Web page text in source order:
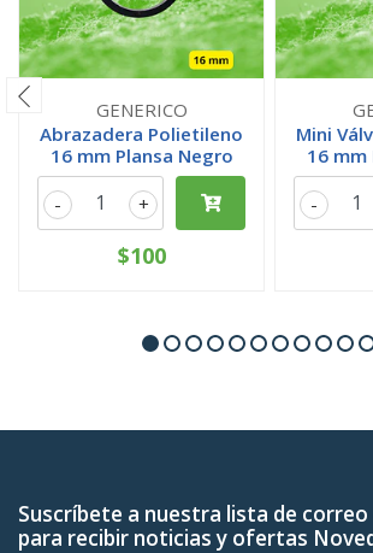
GENERICO
Abrazadera Polietileno
16 mm Plansa Negro
+
-
$100
Mini
16 mm
-
Suscríbete a nuestra lista de
para recibir noticias y ofertas